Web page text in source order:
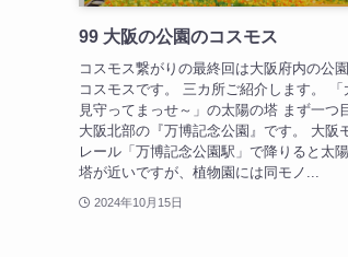
99 大阪の公園のコスモス
コスモス繋がりの最終回は大阪府内の公
コスモスです。 三カ所ご紹介します。 「
見守ってまっせ～」の太陽の塔 まず一つ
大阪北部の『万博記念公園』です。 大阪
レール「万博記念公園駅」で降りると太
塔が近いですが、植物園には同モノ...
2024年10月15日